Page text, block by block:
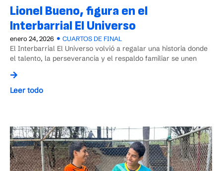
Lionel Bueno, figura en el
Interbarrial El Universo
enero 24, 2026 CUARTOS DE FINAL
El Interbarrial El Universo volvió a regalar una historia donde
el talento, la perseverancia y el respaldo familiar se unen
Leer todo